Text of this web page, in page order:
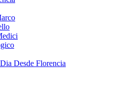
Desde Florencia